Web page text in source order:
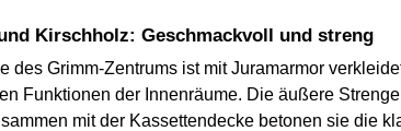
und Kirschholz: Geschmackvoll und streng
des Grimm-Zentrums ist mit Juramarmor
Funktionen der Innenräume. Die äußere
mit der Kassettendecke betonen sie die